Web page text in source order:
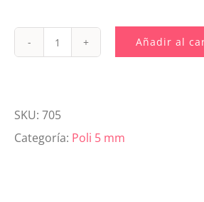
705.
Crema
cantidad
Añadir al
SKU: 705
Categoría: Poli 5 mm